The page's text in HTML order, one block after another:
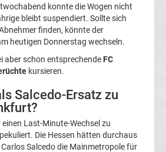
konnte die Wogen nicht
bleibt suspendiert. Sollte sich
finden, könnte der
heutigen Donnerstag wechseln.
aber schon entsprechende FC
kursieren.
Salcedo-Ersatz zu
einen Last-Minute-Wechsel zu
Die Hessen hätten durchaus
Salcedo die Mainmetropole für